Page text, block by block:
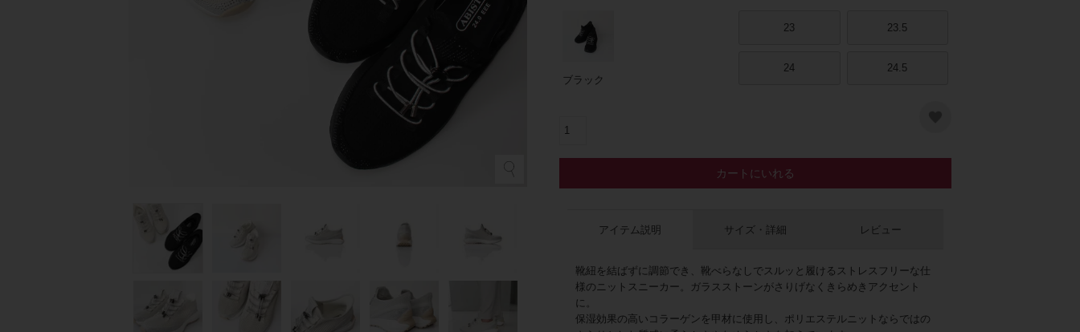
グレージュ
ブラック
23 23.5
24 24.5
カートにいれる
アイテム説明
靴紐を結ばずに調節でき、靴べらなしでスルッと履けるストレスフリーな仕
様のニットスニーカー。ガラスストーンがさりげなくきらめきアクセント
に。
保湿効果の高いコラーゲンを甲材に使用し、ポリエステルニットならではの
サイズ・詳細 レビュー